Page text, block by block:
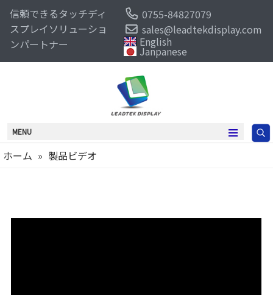
信頼できるタッチディ
スプレイソリューショ
ンパートナー
0755-84827079
sales@leadtekdisplay.com
English
Janpanese
MENU
ホーム » 製品ビデオ